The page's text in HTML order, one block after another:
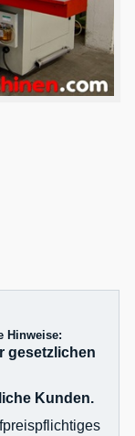
Hinweise:
gesetzlichen
Kunden.